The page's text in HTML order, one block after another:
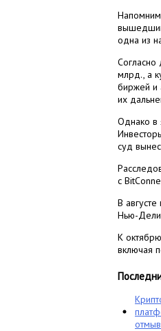
одна из
Согласно
млрд., а
биржей и
их
Однако в
суд
с
В
Нью-
К
включая